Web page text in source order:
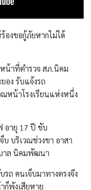
องขอกู้ภัยหากไม่ได้
น้าที่ตำรวจ สภ.นิคม
อง รับแจ้งรถ
หน้าโรงเรียนแห่งหนึ่ง
อายุ 17 ปี ขับ
บ บริเวณช่วงขา อาสา
าล นิคมพัฒนา
รถ คนเจ็บมาทางตรงจึง
ก็พังเสียหาย